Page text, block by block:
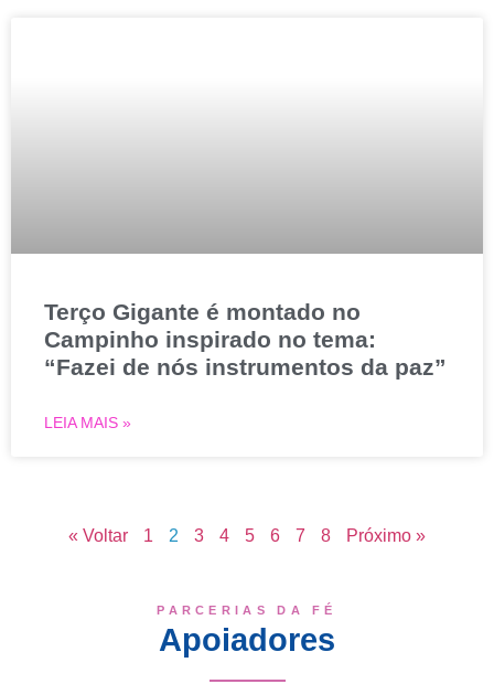
Terço Gigante é montado no
Campinho inspirado no tema:
“Fazei de nós instrumentos da paz”
LEIA MAIS »
« Voltar 1 2 3 4 5 6 7 8 Próximo »
PARCERIAS DA FÉ
Apoiadores